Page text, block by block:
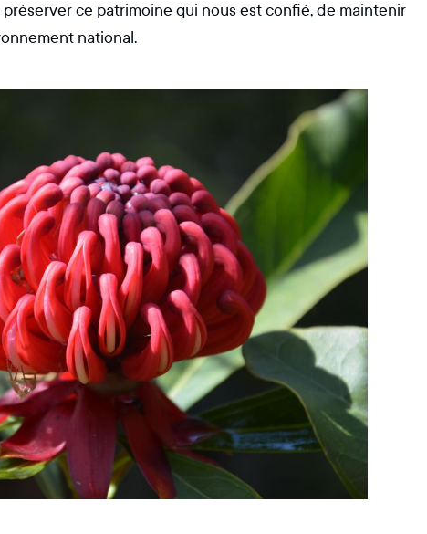
ce patrimoine qui nous est confié, de maintenir
national.